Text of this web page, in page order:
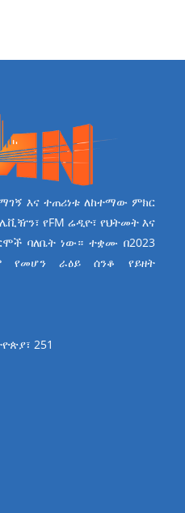
እና ተጠሪነቱ ለከተማው ምክር
የFM ሬዲዮ፣ የህትመት እና
ባለቤት ነው። ተቋሙ በ2023
ራዕይ ሰንቆ የይዘት
251